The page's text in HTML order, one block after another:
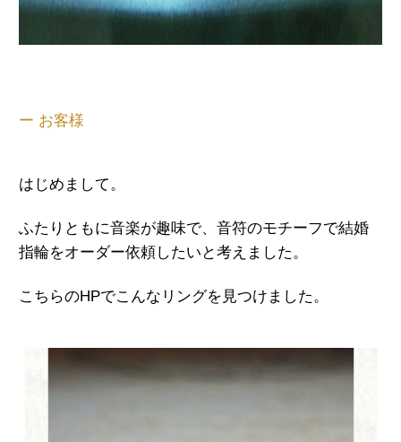
ー お客様
はじめまして。
ふたりともに音楽が趣味で、音符のモチーフで結婚
指輪をオーダー依頼したいと考えました。
こちらのHPでこんなリングを見つけました。